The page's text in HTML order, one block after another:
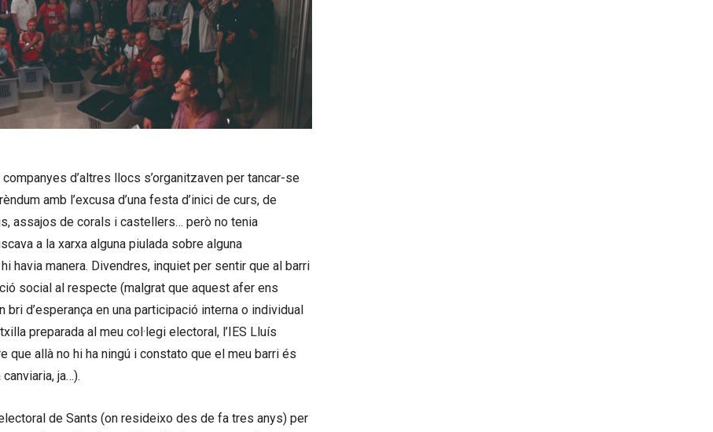
d’altres llocs s’organitzaven per tancar-se
amb l’excusa d’una festa d’inici de curs, de
assajos de corals i castellers… però no tenia
a la xarxa alguna piulada sobre alguna
havia manera. Divendres, inquiet per sentir que al barri
social al respecte (malgrat que aquest afer ens
d’esperança en una participació interna o individual
preparada al meu col·legi electoral, l’IES Lluís
que allà no hi ha ningú i constato que el meu barri és
ja…).
electoral de Sants (on resideixo des de fa tres anys) per